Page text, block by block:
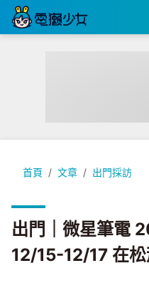
首頁 文章 出門採訪
出門｜微星筆電 20 週年
出門｜微星筆電
12/15-12/17 在